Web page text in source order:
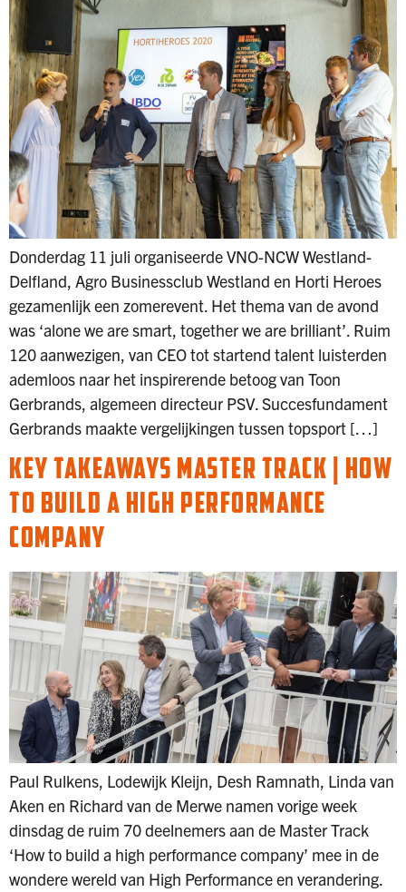
Donderdag 11 juli organiseerde VNO-NCW Westland-
Delfland, Agro Businessclub Westland en Horti Heroes
gezamenlijk een zomerevent. Het thema van de avond
was ‘alone we are smart, together we are brilliant’. Ruim
120 aanwezigen, van CEO tot startend talent luisterden
ademloos naar het inspirerende betoog van Toon
Gerbrands, algemeen directeur PSV. Succesfundament
Gerbrands maakte vergelijkingen tussen topsport […]
KEY TAKEAWAYS MASTER TRACK | HOW
TO BUILD A HIGH PERFORMANCE
COMPANY
Paul Rulkens, Lodewijk Kleijn, Desh Ramnath, Linda van
Aken en Richard van de Merwe namen vorige week
dinsdag de ruim 70 deelnemers aan de Master Track
‘How to build a high performance company’ mee in de
wondere wereld van High Performance en verandering.